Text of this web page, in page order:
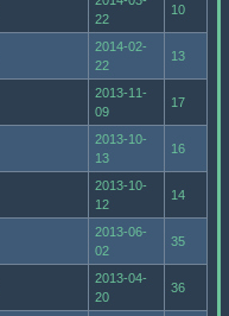
22
10
2014-02-
22
13
2013-11-
09
17
2013-10-
13
16
2013-10-
12
14
2013-06-
02
35
2013-04-
20
36